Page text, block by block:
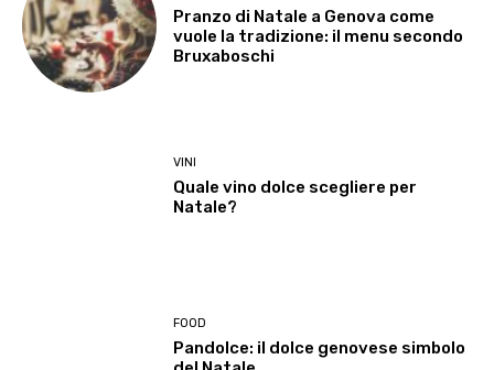
Pranzo di Natale a Genova come
vuole la tradizione: il menu secondo
Bruxaboschi
VINI
Quale vino dolce scegliere per
Natale?
FOOD
Pandolce: il dolce genovese simbolo